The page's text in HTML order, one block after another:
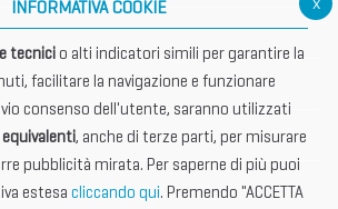
INFORMATIVA COOKIE
tecnicio alti indicatori simili per garantire la
facilitare la navigazione e funzionare
consenso dell'utente, saranno utilizzati
, anche di terze parti, per misurare
pubblicità mirata. Per saperne di più puoi
estesa cliccando qui. Premendo "ACCETTA